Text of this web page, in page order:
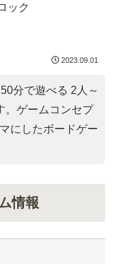
ック
2023.09.01
分で遊べる 2人～
。ゲームコンセプ
にしたボードゲー
情報